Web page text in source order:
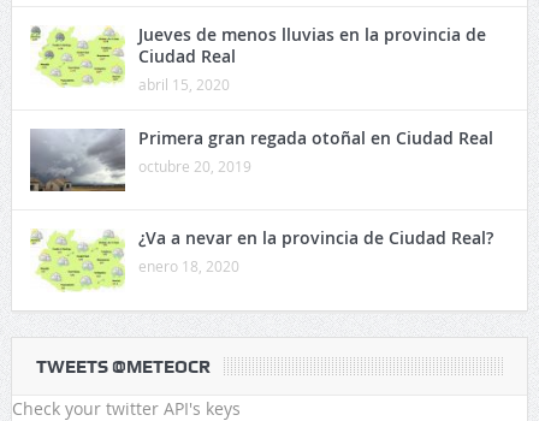
Jueves de menos lluvias en la provincia de
Ciudad Real
abril 15, 2020
Primera gran regada otoñal en Ciudad Real
octubre 20, 2019
¿Va a nevar en la provincia de Ciudad Real?
enero 18, 2020
TWEETS @METEOCR
Check your twitter API's keys